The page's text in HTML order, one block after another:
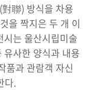
聯) 방식을 차용
을 짝지은 두 개 이
는 울산시립미술
사한 양식과 내용
품과 관람객 자신
다.